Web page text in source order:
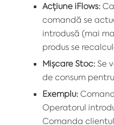
Acțiune iFlows:
comandă se
introdusă (mai
produs se
Mișcare Stoc: Se
de consum
Exemplu:
Operatorul
Comanda